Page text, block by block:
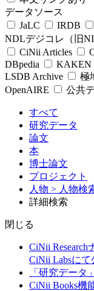
データソース
JaLC
IRDB
NDLデジコレ（旧
CiNii Articles
DBpedia
KAKEN
LSDB Archive
極
OpenAIRE
公共
すべて
研究データ
論文
本
博士論文
プロジェクト
人物 > 人物検
詳細検索
閉じる
CiNii
CiNii Labsに
「研究データ
CiNii Books機